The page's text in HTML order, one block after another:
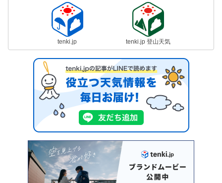
tenki.jp tenki.jp 登山天気